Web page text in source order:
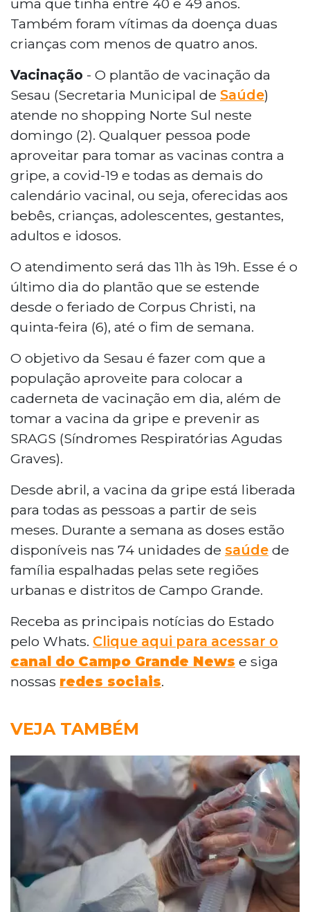
Também foram vítimas da doença duas
crianças com menos de quatro anos.
Vacinação - O plantão de vacinação da
Sesau (Secretaria Municipal de Saúde)
atende no shopping Norte Sul neste
domingo (2). Qualquer pessoa pode
aproveitar para tomar as vacinas contra a
gripe, a covid-19 e todas as demais do
calendário vacinal, ou seja, oferecidas aos
bebês, crianças, adolescentes, gestantes,
adultos e idosos.
O atendimento será das 11h às 19h. Esse é o
último dia do plantão que se estende
desde o feriado de Corpus Christi, na
quinta-feira (6), até o fim de semana.
O objetivo da Sesau é fazer com que a
população aproveite para colocar a
caderneta de vacinação em dia, além de
tomar a vacina da gripe e prevenir as
SRAGS (Síndromes Respiratórias Agudas
Graves).
Desde abril, a vacina da gripe está liberada
para todas as pessoas a partir de seis
meses. Durante a semana as doses estão
disponíveis nas 74 unidades de saúde de
família espalhadas pelas sete regiões
urbanas e distritos de Campo Grande.
Receba as principais notícias do Estado
pelo Whats. Clique aqui para acessar o
canal do Campo Grande News e siga
nossas redes sociais.
VEJA TAMBÉM